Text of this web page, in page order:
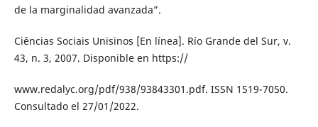
de la marginalidad avanzada”.
Ciências Sociais Unisinos [En línea]. Río Grande del Sur, v.
43, n. 3, 2007. Disponible en https://
www.redalyc.org/pdf/938/93843301.pdf. ISSN 1519-7050.
Consultado el 27/01/2022.